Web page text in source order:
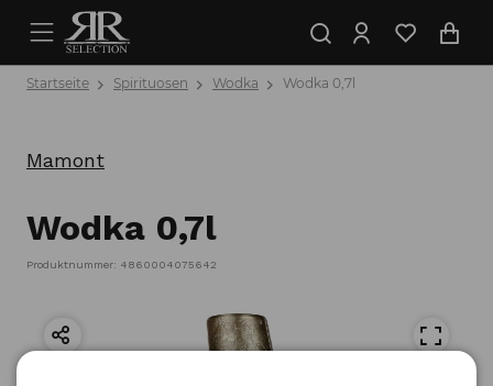
Startseite Spirituosen Wodka Wodka 0,7l
Mamont
Wodka 0,7l
Produktnummer: 4860004075642